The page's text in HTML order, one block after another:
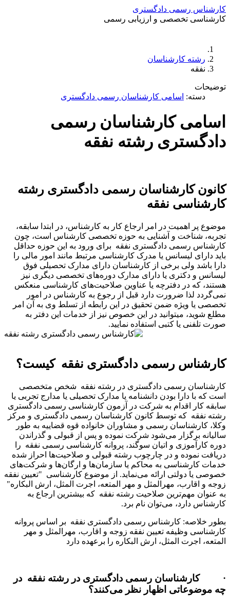
رسمی دادگستری
تخصصی و ارزیابی رسمی
کارشناسان
اسامی کارشناسان رسمی دادگستری
کارشناسان رسمی
رشته نفقه
کارشناسان رسمی دادگستری رشته
نفقه
اهمیت در امر ارجاع کار به کارشناس، در ابتدا سابقه،
و آشنایی به حوزه تخصصی کارشناس است، چون
رسمی دادگستری نفقه برای ورود به این حوزه حداقل
لیسانس یا مدرک کارشناسی مرتبط مانند امور مالی را
ولی برخی از کارشناسان دارای مدارک تحصیلی فوق
دکتری یا دارای مدارک دوره‌های تخصصی دیگری نیز
در دفترچه یا عناوین صلاحیت‌های کارشناسی منعکس
ضرورت دارد قبل از رجوع به کارشناس در امور
ویژه ضمن تحقیق در این رابطه از تسلط وی به آن امر
میتوانید در این خصوص نیز از خدمات این دفتر به
یا کتبی استفاده نمایید.
رسمی دادگستری نفقه کیست؟
رسمی دادگستری در رشته نفقه شخص متخصصی
دارا بودن دانشنامه یا مدارک تحصیلی یا مدارج تجربی یا
اقدام به شرکت در آزمون کارشناسی رسمی دادگستری
که توسط کانون کارشناسان رسمی دادگستری و مرکز
رسمی و مشاوران خانواده قوه قضاییه به طور
می‌شود شرکت نموده و پس از قبولی و گذراندن
و اتیان سوگند، پروانه کارشناسی رسمی نفقه را
و در چارچوب رشته قبولی و صلاحیت‌ها احراز شده
به محاکم یا سازمان‌ها و ارگان‌ها و شرکت‌های
دولتی ارائه می‌نماید. از موضوع کارشناسی "تعیین نفقه
مهرالمثل و مهر المتعه، اجرت ‌المثل، ارش‌ البکاره"
مهم‌ترین صلاحیت رشته نفقه که بیشترین ارجاع به
می‌توان نام برد.
کارشناس رسمی دادگستری نفقه بر اساس پروانه
وظیفه تعیین نفقه زوجه و اقارب، مهرالمثل و مهر
‌المثل، ارش‌ البکاره را برعهده دارد
رسمی دادگستری در رشته نفقه در
اظهار نظر می‌کنند؟